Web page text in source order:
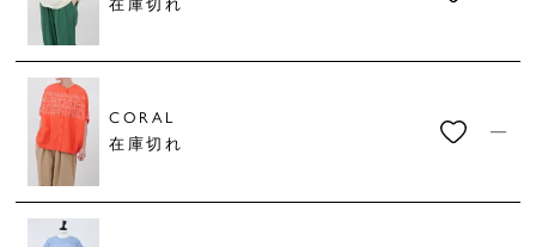
在庫切れ
CORAL
在庫切れ
—